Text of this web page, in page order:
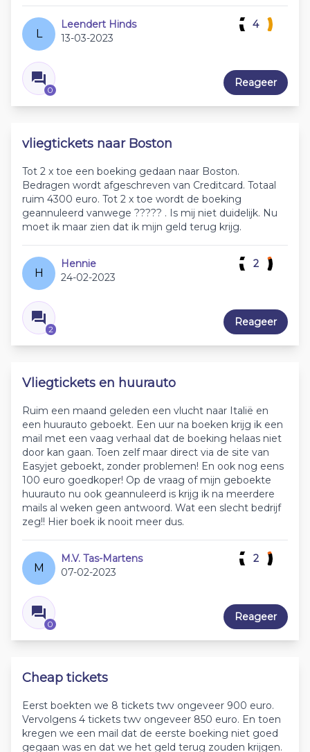
L
Leendert Hinds
13-03-2023
0
4
Reageer
vliegtickets naar Boston
Tot 2 x toe een boeking gedaan naar Boston.
Bedragen wordt afgeschreven van Creditcard. Totaal
ruim 4300 euro. Tot 2 x toe wordt de boeking
geannuleerd vanwege ????? . Is mij niet duidelijk. Nu
moet ik maar zien dat ik mijn geld terug krijg.
H
Hennie
24-02-2023
2
2
Reageer
Vliegtickets en huurauto
Ruim een maand geleden een vlucht naar Italië en
een huurauto geboekt. Een uur na boeken krijg ik een
mail met een vaag verhaal dat de boeking helaas niet
door kan gaan. Toen zelf maar direct via de site van
Easyjet geboekt, zonder problemen! En ook nog eens
100 euro goedkoper! Op de vraag of mijn geboekte
huurauto nu ook geannuleerd is krijg ik na meerdere
mails al weken geen antwoord. Wat een slecht bedrijf
zeg!! Hier boek ik nooit meer dus.
M
M.V. Tas-Martens
07-02-2023
0
2
Reageer
Cheap tickets
Eerst boekten we 8 tickets twv ongeveer 900 euro.
Vervolgens 4 tickets twv ongeveer 850 euro. En toen
kregen we een mail dat de eerste boeking niet goed
gegaan was en dat we het geld terug zouden krijgen.